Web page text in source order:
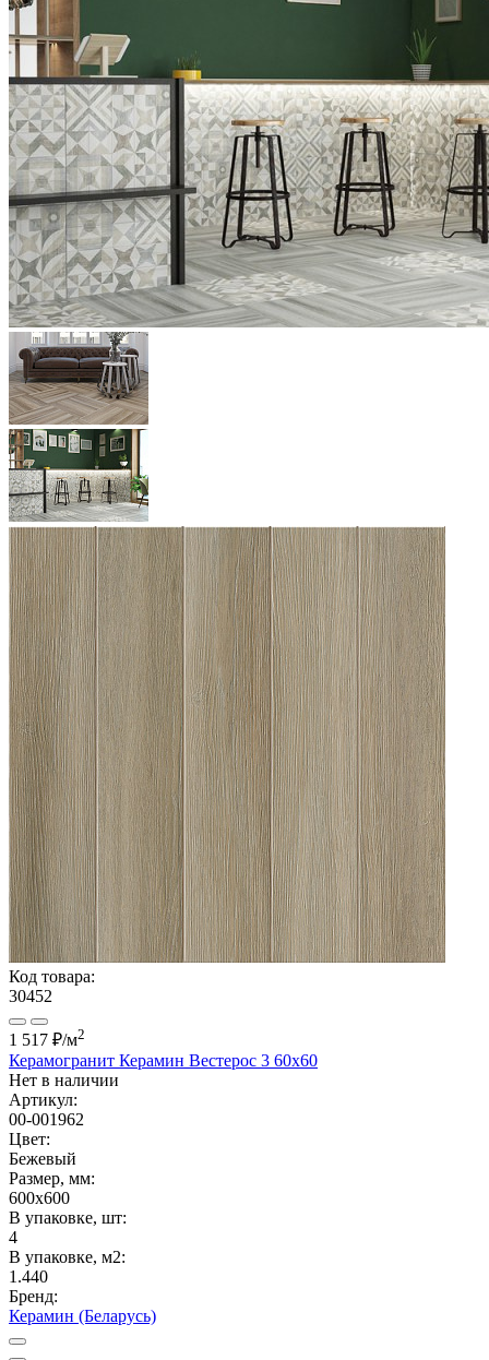
Код товара:
30452
1 517 ₽/м2
Керамогранит Керамин Вестерос 3 60x60
Нет в наличии
Артикул:
00-001962
Цвет:
Бежевый
Размер, мм:
600x600
В упаковке, шт:
4
В упаковке, м2:
1.440
Бренд:
Керамин (Беларусь)